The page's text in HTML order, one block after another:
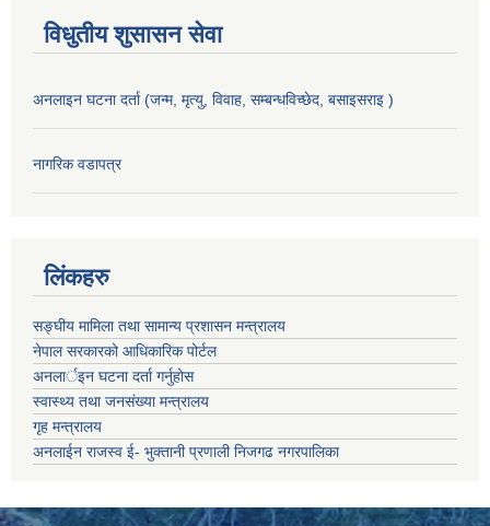
विधुतीय शुसासन सेवा
अनलाइन घटना दर्ता (जन्म, मृत्यु, विवाह, सम्बन्धविच्छेद, बसाइसराइ )
नागरिक वडापत्र
लिंकहरु
सङ्‍घीय मामिला तथा सामान्य प्रशासन मन्त्रालय
नेपाल सरकारको आधिकारिक पोर्टल
अनलार्इन घटना दर्ता गर्नुहोस
स्वास्थ्य तथा जनसंख्या मन्त्रालय
गृह मन्त्रालय
अनलाईन राजस्व ई- भुक्तानी प्रणाली निजगढ नगरपालिका